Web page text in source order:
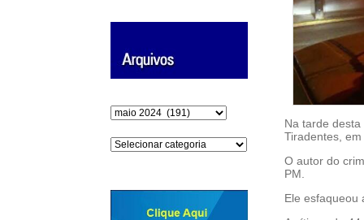
Arquivos
Categorias
Na tarde
Tiradentes,
O autor do
PM.
Ele esfaqueou